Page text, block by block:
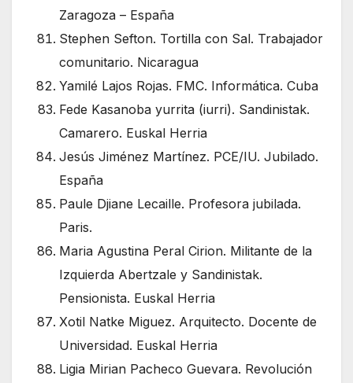
Zaragoza – España
Stephen Sefton. Tortilla con Sal. Trabajador
comunitario. Nicaragua
Yamilé Lajos Rojas. FMC. Informática. Cuba
Fede Kasanoba yurrita (iurri). Sandinistak.
Camarero. Euskal Herria
Jesús Jiménez Martínez. PCE/IU. Jubilado.
España
Paule Djiane Lecaille. Profesora jubilada.
Paris.
Maria Agustina Peral Cirion. Militante de la
Izquierda Abertzale y Sandinistak.
Pensionista. Euskal Herria
Xotil Natke Miguez. Arquitecto. Docente de
Universidad. Euskal Herria
Ligia Mirian Pacheco Guevara. Revolución